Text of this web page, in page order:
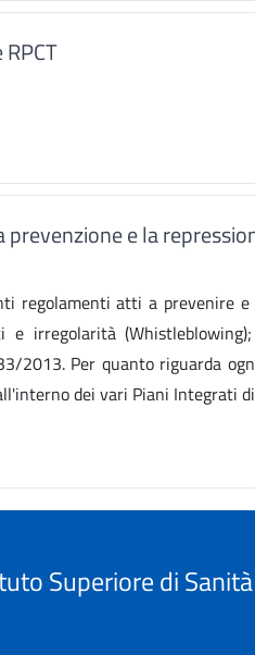
prevenzione e la
regolamenti atti a prevenire
e irregolarità
2013. Per quanto riguarda
dei vari Piani Integrati
Superiore di Sanità